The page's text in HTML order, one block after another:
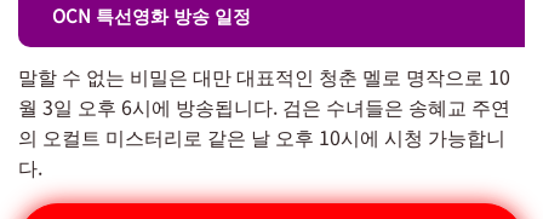
OCN 특선영화 방송 일정
말할 수 없는 비밀은 대만 대표적인 청춘 멜로 명작으로 10
월 3일 오후 6시에 방송됩니다. 검은 수녀들은 송혜교 주연
의 오컬트 미스터리로 같은 날 오후 10시에 시청 가능합니
다.